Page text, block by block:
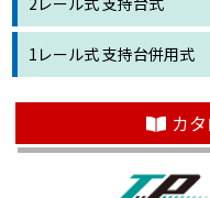
1レール式 支持台併用式
カ